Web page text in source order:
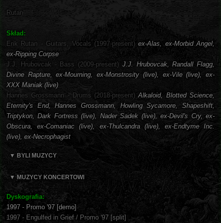
Rutan!!!!!
Skład:
Erik Rutan - Guitars, Vocals (1997-present)ex-Alas, ex-Morbid Angel,
ex-Ripping Corpse
J.J. Hrubovcak - Bass (2009-present) J.J. Hrubovcak, Randall Flagg,
Divine Rapture, ex-Mourning, ex-Monstrosity (live), ex-Vile (live), ex-
XXX Maniak (live)
Hannes Grossmann - Drums (2018-present)Alkaloid, Blotted Science,
Eternity's End, Hannes Grossmann, Howling Sycamore, Shapeshift,
Triptykon, Dark Fortress (live), Nader Sadek (live), ex-Devil's Cry, ex-
Obscura, ex-Comaniac (live), ex-Thulcandra (live), ex-Endtyme Inc.
(live), ex-Necrophagist
▼ BYLI MUZYCY
▼ MUZYCY KONCERTOWI
Dyskografia:
1997 - Promo '97 [demo]
1997 - Engulfed in Grief / Promo '97 [split]